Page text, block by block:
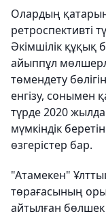
Олардың
ретроспективті
Әкімшілік құқық
айыппұл
төмендету
енгізу, сонымен
түрде 2020
мүмкіндік
өзгерістер бар.
"Атамекен"
төрағасының
айтылған бөлшек